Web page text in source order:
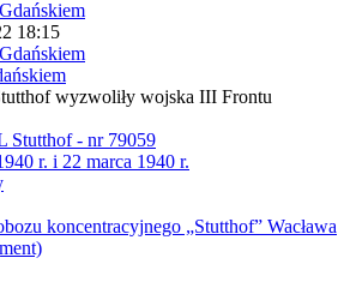
18:15
wyzwoliły wojska III Frontu
Stutthof - nr 79059
r. i 22 marca 1940 r.
koncentracyjnego „Stutthof” Wacława